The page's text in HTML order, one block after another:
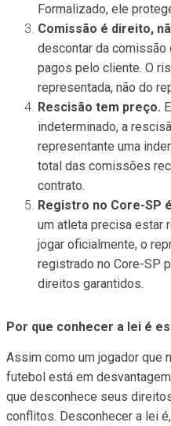
Formalizado, ele
Comissão é direito,
descontar da comissão
pagos pelo cliente. O
representada, não do
Rescisão tem preço.
indeterminado, a
representante uma
total das comissões
contrato.
Registro no Core-SP
um atleta precisa estar
jogar oficialmente, o
registrado no Core-SP
direitos garantidos.
Por que conhecer a lei é
Assim como um jogador que
futebol está em
que desconhece seus
conflitos. Desconhecer a lei